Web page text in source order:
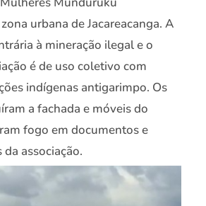
urbana de Jacareacanga. A
à mineração ilegal e o
é de uso coletivo com
indígenas antigarimpo. Os
a fachada e móveis do
fogo em documentos e
associação.